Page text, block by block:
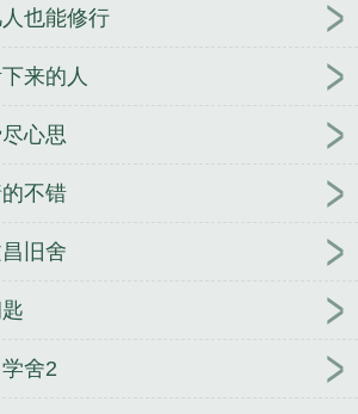
还在地球(徐缺)番外结局笔趣阁百度
林晖水飞鸳免费阅读完整版
恶女打
浸月笔趣阁免费阅读无弹窗
你们
阅读完整版
边境第一军神在线免
也能修行
来的人
心思
不错
旧舍
舍2